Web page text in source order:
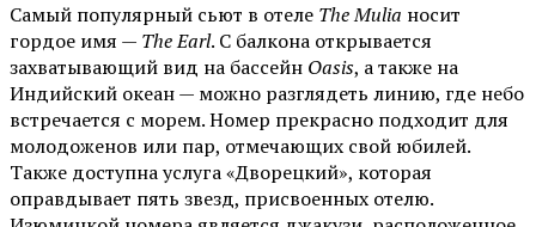
Самый популярный сьют в отеле The Mulia носит
гордое имя — The Earl. С балкона открывается
захватывающий вид на бассейн Oasis, а также на
Индийский океан — можно разглядеть линию, где небо
встречается с морем. Номер прекрасно подходит для
молодоженов или пар, отмечающих свой юбилей.
Также доступна услуга «Дворецкий», которая
оправдывает пять звезд, присвоенных отелю.